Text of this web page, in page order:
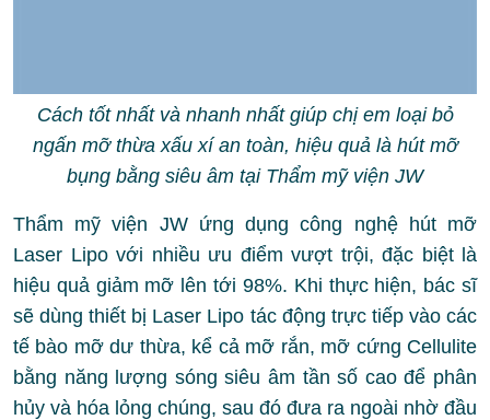
Cách tốt nhất và nhanh nhất giúp chị em loại bỏ
ngấn mỡ thừa xấu xí an toàn, hiệu quả là hút mỡ
bụng bằng siêu âm tại Thẩm mỹ viện JW
Thẩm mỹ viện JW ứng dụng công nghệ hút mỡ
Laser Lipo với nhiều ưu điểm vượt trội, đặc biệt là
hiệu quả giảm mỡ lên tới 98%. Khi thực hiện, bác sĩ
sẽ dùng thiết bị Laser Lipo tác động trực tiếp vào các
tế bào mỡ dư thừa, kể cả mỡ rắn, mỡ cứng Cellulite
bằng năng lượng sóng siêu âm tần số cao để phân
hủy và hóa lỏng chúng, sau đó đưa ra ngoài nhờ đầu